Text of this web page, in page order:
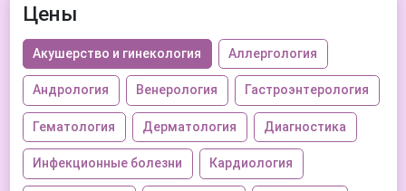
Цены
Акушерство и гинекология Аллергология
Андрология Венерология Гастроэнтерология
Гематология Дерматология Диагностика
Инфекционные болезни Кардиология